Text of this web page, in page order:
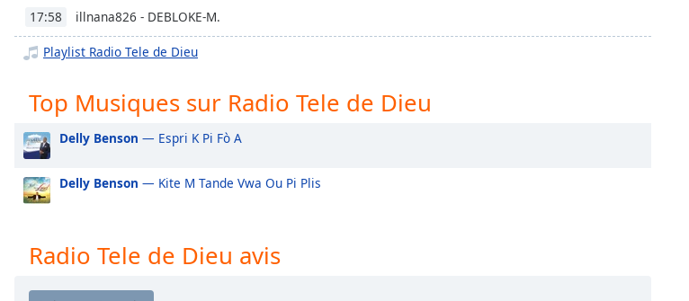
descriptions
off,
selected
Subtitles
subtitles
settings
subtitles
subtitles
off
selected
17:58 illnana826 - DEBLOKE-M.
Playlist Radio Tele de Dieu
Top Musiques sur Radio Tele de Dieu
Delly Benson — Espri K Pi Fò A
Delly Benson — Kite M Tande Vwa Ou Pi Plis
Radio Tele de Dieu avis